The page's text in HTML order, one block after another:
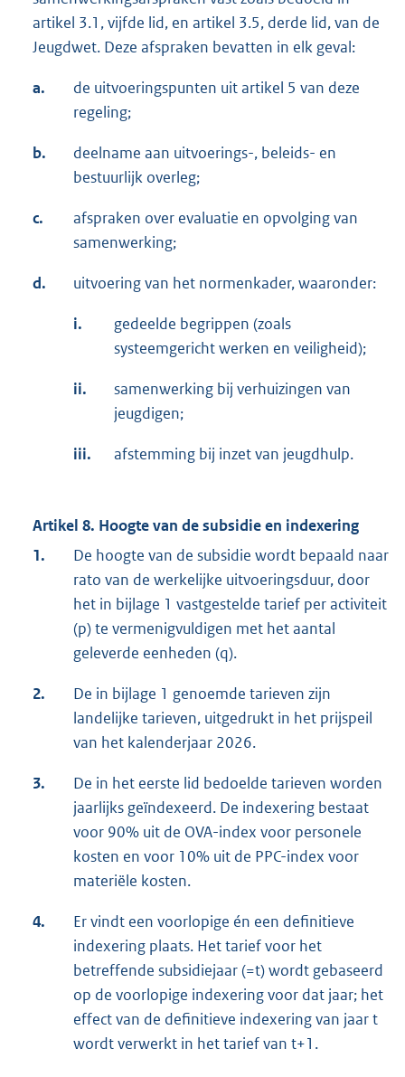
artikel 3.1, vijfde lid, en artikel 3.5, derde lid, van de
Jeugdwet. Deze afspraken bevatten in elk geval:
a.
de uitvoeringspunten uit artikel 5 van deze
regeling;
b.
deelname aan uitvoerings-, beleids- en
bestuurlijk overleg;
c.
afspraken over evaluatie en opvolging van
samenwerking;
d. uitvoering van het normenkader, waaronder:
i.
gedeelde begrippen (zoals
systeemgericht werken en veiligheid);
ii.
samenwerking bij verhuizingen van
jeugdigen;
iii. afstemming bij inzet van jeugdhulp.
Artikel 8. Hoogte van de subsidie en indexering
1.
De hoogte van de subsidie wordt bepaald naar
rato van de werkelijke uitvoeringsduur, door
het in bijlage 1 vastgestelde tarief per activiteit
(p) te vermenigvuldigen met het aantal
geleverde eenheden (q).
2.
De in bijlage 1 genoemde tarieven zijn
landelijke tarieven, uitgedrukt in het prijspeil
van het kalenderjaar 2026.
3.
De in het eerste lid bedoelde tarieven worden
jaarlijks geïndexeerd. De indexering bestaat
voor 90% uit de OVA-index voor personele
kosten en voor 10% uit de PPC-index voor
materiële kosten.
4.
Er vindt een voorlopige én een definitieve
indexering plaats. Het tarief voor het
betreffende subsidiejaar (=t) wordt gebaseerd
op de voorlopige indexering voor dat jaar; het
effect van de definitieve indexering van jaar t
wordt verwerkt in het tarief van t+1.